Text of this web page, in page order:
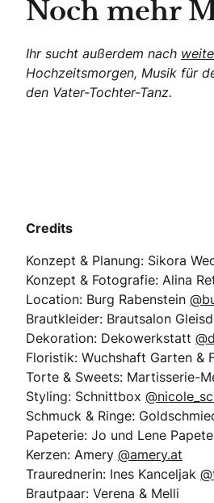
Noch mehr
Ihr sucht außerdem nach
Hochzeitsmorgen, Musik für
den Vater-Tochter-Tanz.
Credits
Konzept & Planung: Sikora
Konzept & Fotografie: Alina
Location: Burg Rabenstein
Brautkleider: Brautsalon
Dekoration: Dekowerkstatt
Floristik: Wuchshaft Garten &
Torte & Sweets: Martisserie-
Styling: Schnittbox
Schmuck & Ringe:
Papeterie: Jo und Lene
Kerzen: Amery @amery.at
Traurednerin: Ines Kanceljak
Brautpaar: Verena & Melli